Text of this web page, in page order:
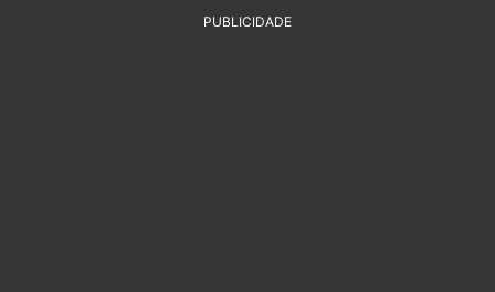
PUBLICIDADE